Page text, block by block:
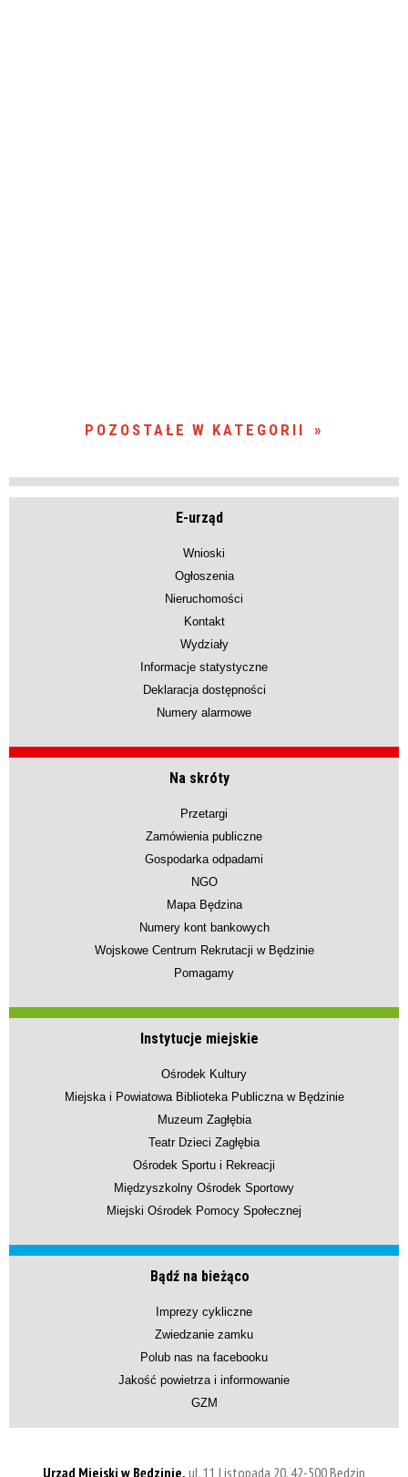
POZOSTAŁE W KATEGORII
E-urząd
Wnioski
Ogłoszenia
Nieruchomości
Kontakt
Wydziały
Informacje statystyczne
Deklaracja dostępności
Numery alarmowe
Na skróty
Przetargi
Zamówienia publiczne
Gospodarka odpadami
NGO
Mapa Będzina
Numery kont bankowych
Wojskowe Centrum Rekrutacji w Będzinie
Pomagamy
Instytucje miejskie
Ośrodek Kultury
Miejska i Powiatowa Biblioteka Publiczna w Będzinie
Muzeum Zagłębia
Teatr Dzieci Zagłębia
Ośrodek Sportu i Rekreacji
Międzyszkolny Ośrodek Sportowy
Miejski Ośrodek Pomocy Społecznej
Bądź na bieżąco
Imprezy cykliczne
Zwiedzanie zamku
Polub nas na facebooku
Jakość powietrza i informowanie
GZM
Urząd Miejski w Będzinie, ul. 11 Listopada 20, 42-500 Będzin